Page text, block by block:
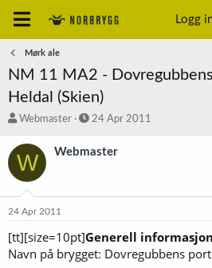
Logg
Mørk ale
NM 11 MA2 -
Heldal (Skien)
T
å
d
t
r
Webmaster
S
a
o
24 Apr 2011
W Webmaster
24 Apr 2011
[tt][size=10pt]Generell informasjon
Navn på brygget: Dovregubbens